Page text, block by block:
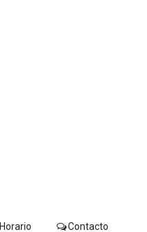
Horario Contacto